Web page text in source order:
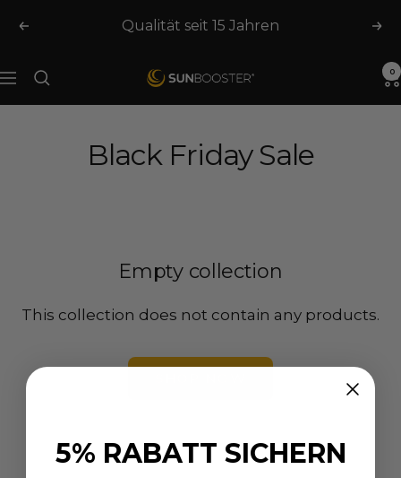
Previous Qualität seit 15 Jahren
Navigation SUNBOOSTER.com
0
Black Friday Sale
Empty collection
This collection does not contain any products.
5% RABATT SICHERN